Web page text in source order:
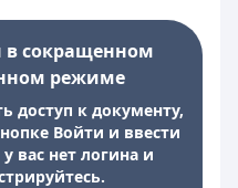
в сокращенном
режиме
доступ к документу,
Войти и ввести
вас нет логина и